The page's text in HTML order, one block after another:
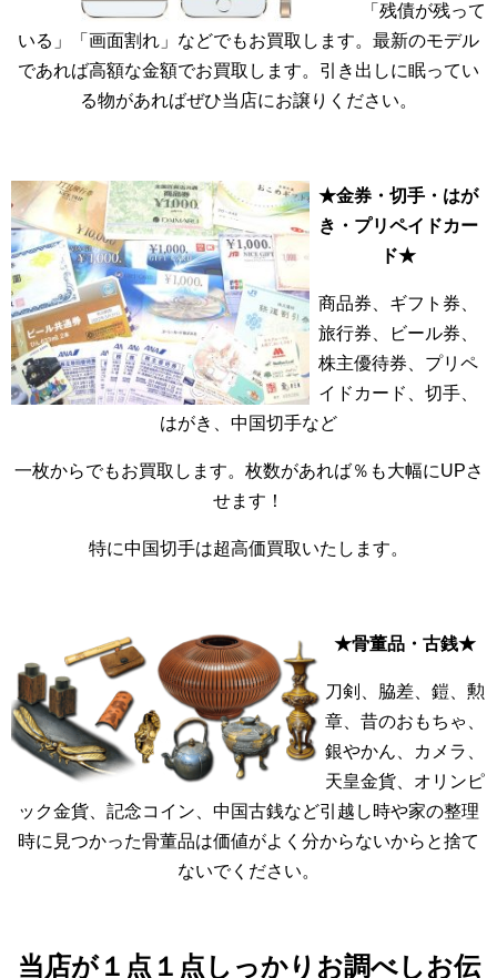
「残債が残って
いる」「画面割れ」などでもお買取します。最新のモデル
であれば高額な金額でお買取します。引き出しに眠ってい
る物があればぜひ当店にお譲りください。
★金券・切手・はが
き・プリペイドカー
ド★
商品券、ギフト券、
旅行券、ビール券、
株主優待券、プリペ
イドカード、切手、
はがき、中国切手など
一枚からでもお買取します。枚数があれば％も大幅にUPさ
せます！
特に中国切手は超高価買取いたします。
★骨董品・古銭★
刀剣、脇差、鎧、勲
章、昔のおもちゃ、
銀やかん、カメラ、
天皇金貨、オリンピ
ック金貨、記念コイン、中国古銭など引越し時や家の整理
時に見つかった骨董品は価値がよく分からないからと捨て
ないでください。
当店が１点１点しっかりお調べしお伝